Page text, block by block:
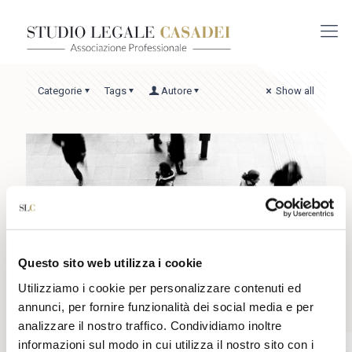
Questo sito web utilizza i cookie
Utilizziamo i cookie per personalizzare contenuti ed
annunci, per fornire funzionalità dei social media e per
analizzare il nostro traffico. Condividiamo inoltre
informazioni sul modo in cui utilizza il nostro sito con i
Categorie Tags Autore Show all
14 Dicembre 2020